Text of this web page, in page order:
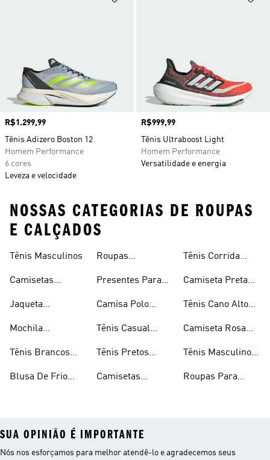
Preço
R$1.299,99
Tênis Adizero Boston 12
Homem Performance
6 cores
Leveza e velocidade
Preço
R$999,99
Tênis Ultraboost Light
Homem Performance
Versatilidade e energia
NOSSAS CATEGORIAS DE ROUPAS
E CALÇADOS
Tênis Masculinos
Camisetas
Jaqueta
Mochila
Tênis Brancos
Blusa De Frio
Roupas
Presentes Para
Camisa Polo
Tênis Casual
Tênis Pretos
Camisetas
Masculinas
Tênis Corrida
Camiseta Preta
Tênis Cano Alto
Camiseta Rosa
Tênis Masculino
Roupas Para
SUA OPINIÃO É IMPORTANTE
Nós nos esforçamos para melhor atendê-lo e agradecemos seus